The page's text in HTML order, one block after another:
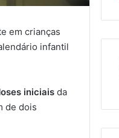
em crianças
infantil
iniciais da
de dois